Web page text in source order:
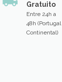
Gratuito
Entre 24h a
48h (Portugal
Continental)